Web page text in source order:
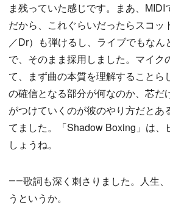
ま残っていた感じです。まあ、MIDI
だから、これぐらいだったらスコッ
／Dr）も弾けるし、ライブでもな
で、そのまま採用しました。マイク
て、まず曲の本質を理解することら
の確信となる部分が何なのか、芯だ
がつけていくのが彼のやり方だとあ
てました。「Shadow Boxing」は、
しょうね。
――歌詞も深く刺さりました。人生
うというか。